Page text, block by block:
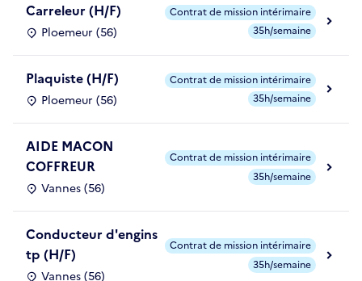
Carreleur (H/F)
Ploemeur (56)
Contrat de mission intérimaire
35h/semaine
Plaquiste (H/F)
Ploemeur (56)
Contrat de mission intérimaire
35h/semaine
AIDE MACON
COFFREUR
Vannes (56)
Contrat de mission intérimaire
35h/semaine
Conducteur d'engins
tp (H/F)
Vannes (56)
Contrat de mission intérimaire
35h/semaine